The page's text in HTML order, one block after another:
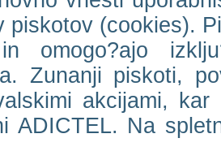
piskotov (cookies).
omogo?ajo
Zunanji piskoti,
akcijami,
ADICTEL. Na